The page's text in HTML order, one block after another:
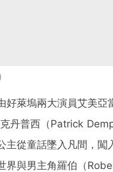
好萊塢兩大演員艾美亞
丹普西（Patrick
主從童話墜入凡間，闖
界與男主角羅伯（